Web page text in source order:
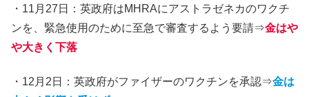
・11月27日：英政府はMHRAにアストラゼネカのワクチ
ンを、緊急使用のために至急で審査するよう要請⇒金はや
や大きく下落
・12月2日：英政府がファイザーのワクチンを承認⇒金は